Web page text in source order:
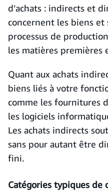
d’achats : indirects et
concernent les biens et
processus de
les matières premières
Quant aux achats
biens liés à votre
comme les fournitures
les logiciels
Les achats indirects
sans pour autant être
fini.
Catégories typiques de